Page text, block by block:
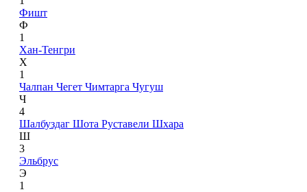
Фишт
Ф
1
Хан-Тенгри
Х
1
Чалпан Чегет Чимтарга Чугуш
Ч
4
Шалбуздаг Шота Руставели Шхара
Ш
3
Эльбрус
Э
1